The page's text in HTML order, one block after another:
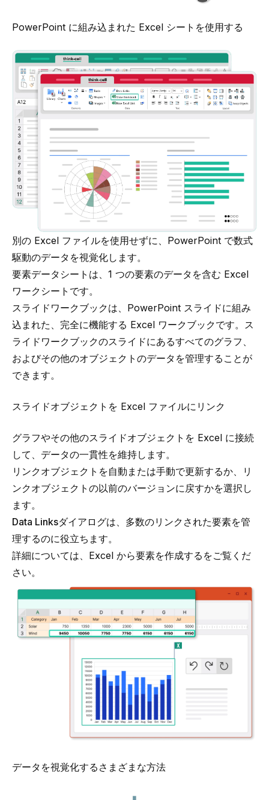
PowerPoint に組み込まれた Excel シートを使用する
別の Excel ファイルを使用せずに、PowerPoint で数式
駆動のデータを視覚化します。
要素データシート は、1 つの要素のデータを含む Excel
ワークシートです。
スライドワークブックは、PowerPoint スライドに組み
込まれた、完全に機能する Excel ワークブックです。ス
ライドワークブックのスライドにあるすべてのグラフ、
およびその他のオブジェクトのデータを管理することが
できます。
スライドオブジェクトを Excel ファイルにリンク
グラフやその他のスライドオブジェクトを Excel に接続
して、データの一貫性を維持します。
リンクオブジェクトを自動または手動で更新するか、リ
ンクオブジェクトの以前のバージョンに戻すかを選択し
ます。
Data Linksダイアログは、多数のリンクされた要素を管
理するのに役立ちます。
詳細については、 Excel から要素を作成する をご覧くだ
さい。
データを視覚化するさまざまな方法